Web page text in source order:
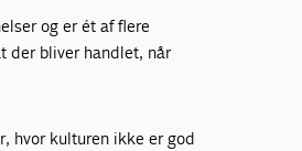
og er ét af flere
der bliver handlet, når
hvor kulturen ikke er god